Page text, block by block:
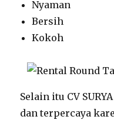
Nyaman
Bersih
Kokoh
Selain itu CV
dan terpercaya